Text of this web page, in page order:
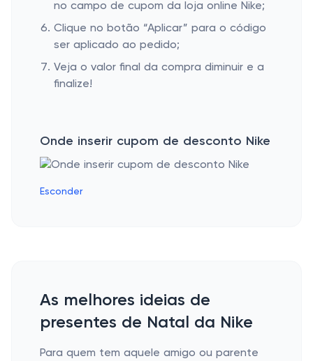
no campo de cupom da loja online Nike;
Clique no botão “Aplicar” para o código
ser aplicado ao pedido;
Veja o valor final da compra diminuir e a
finalize!
Onde inserir cupom de desconto Nike
Esconder
As melhores ideias de
presentes de Natal da Nike
Para quem tem aquele amigo ou parente